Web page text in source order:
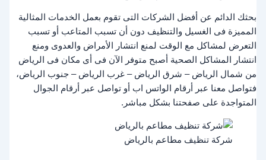
بحثك الدائم عن أفضل الشركات التى تقوم بعمل الخدمات المثالية
المميزة فى الغسيل والتنظيف دون أن تسبب المتاعب أو تسبب
التعرض لمشاكل مع الوقت لمنع انتشار الأمراض والعدوى ومنع
انتشار المشاكل الصحية أصبح متوفر الآن فى أى مكان فى الرياض
من شمال الرياض – شرق الرياض – غرب الرياض – جنوب الرياض،
فتواصل معنا عبر أرقام الواتس اب أو تواصل عبر أرقام الجوال
المتواجدة على صفحتنا بشكل مباشر.
شركة تنظيف مطاعم بالرياض